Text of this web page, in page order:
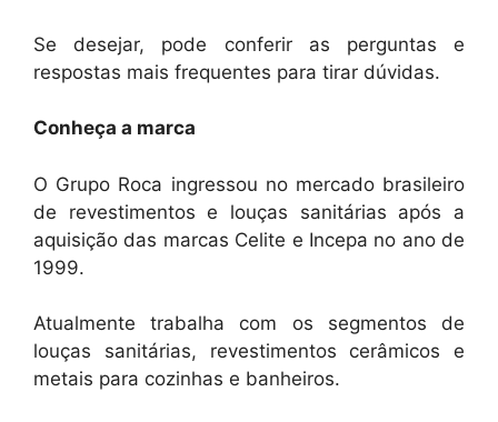
Se desejar, pode conferir as perguntas e
respostas mais frequentes para tirar dúvidas.
Conheça a marca
O Grupo Roca ingressou no mercado brasileiro
de revestimentos e louças sanitárias após a
aquisição das marcas Celite e Incepa no ano de
1999.
Atualmente trabalha com os segmentos de
louças sanitárias, revestimentos cerâmicos e
metais para cozinhas e banheiros.